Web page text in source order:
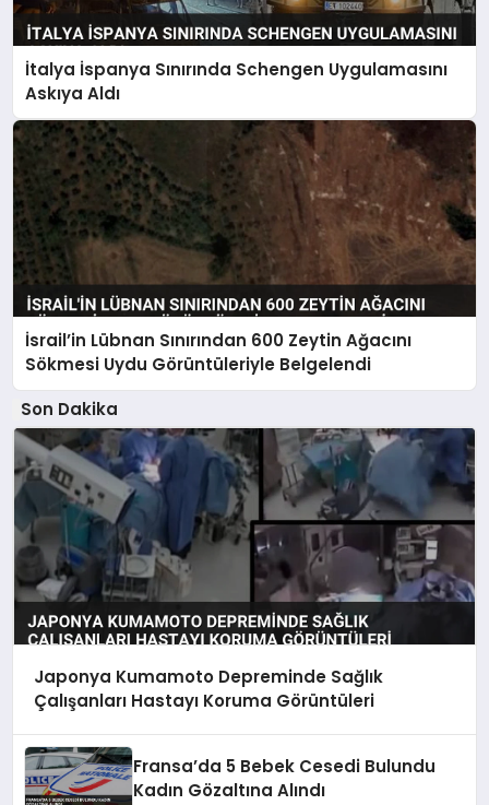
İtalya İspanya Sınırında Schengen Uygulamasını
Askıya Aldı
İsrail’in Lübnan Sınırından 600 Zeytin Ağacını
Sökmesi Uydu Görüntüleriyle Belgelendi
Son Dakika
Japonya Kumamoto Depreminde Sağlık
Çalışanları Hastayı Koruma Görüntüleri
Fransa’da 5 Bebek Cesedi Bulundu
Kadın Gözaltına Alındı